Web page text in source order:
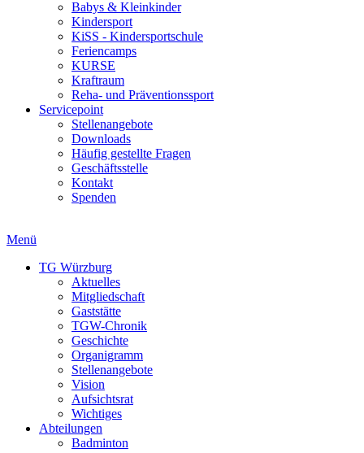
Babys & Kleinkinder
Kindersport
KiSS - Kindersportschule
Feriencamps
KURSE
Kraftraum
Reha- und Präventionssport
Servicepoint
Stellenangebote
Downloads
Häufig gestellte Fragen
Geschäftsstelle
Kontakt
Spenden
Menü
TG Würzburg
Aktuelles
Mitgliedschaft
Gaststätte
TGW-Chronik
Geschichte
Organigramm
Stellenangebote
Vision
Aufsichtsrat
Wichtiges
Abteilungen
Badminton